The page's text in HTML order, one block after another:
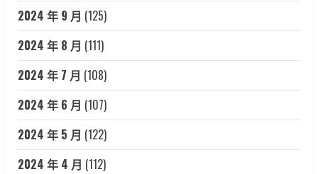
2024 年 9 月 (125)
2024 年 8 月 (111)
2024 年 7 月 (108)
2024 年 6 月 (107)
2024 年 5 月 (122)
2024 年 4 月 (112)